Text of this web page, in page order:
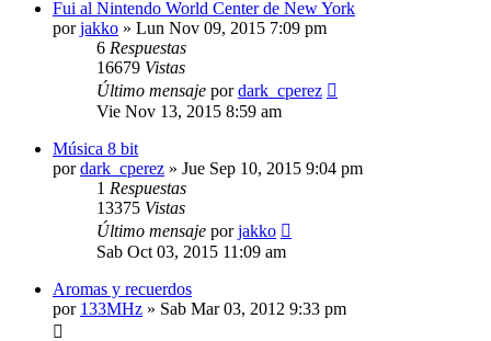
Fui al Nintendo World Center de New York
porjakko » Lun Nov 09, 2015 7:09 pm
6 Respuestas
16679 Vistas
Último mensaje pordark_cperez
Vie Nov 13, 2015 8:59 am
Música 8 bit
pordark_cperez » Jue Sep 10, 2015 9:04 pm
1 Respuestas
13375 Vistas
Último mensaje porjakko
Sab Oct 03, 2015 11:09 am
Aromas y recuerdos
por 133MHz » Sab Mar 03, 2012 9:33 pm